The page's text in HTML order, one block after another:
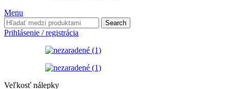
Menu
Search
Prihlásenie / registrácia
Veľkosť nálepky